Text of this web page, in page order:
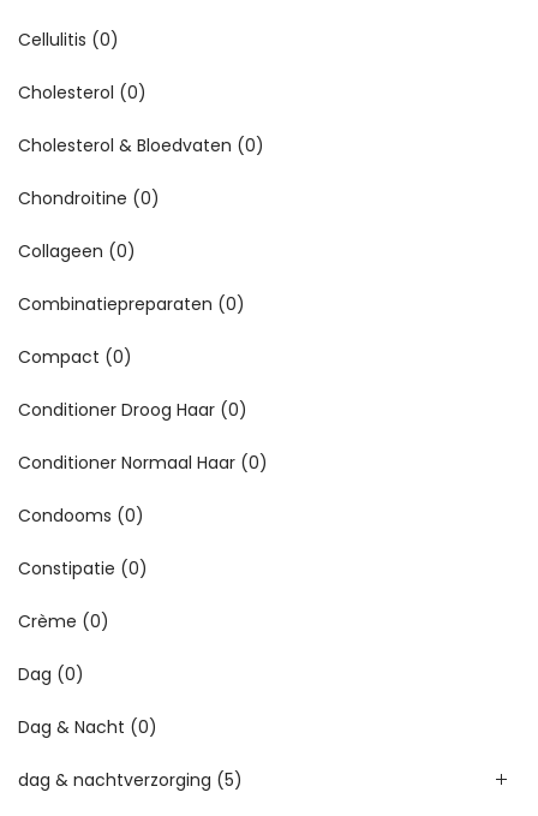
Cellulitis (0)
Cholesterol (0)
Cholesterol & Bloedvaten (0)
Chondroitine (0)
Collageen (0)
Combinatiepreparaten (0)
Compact (0)
Conditioner Droog Haar (0)
Conditioner Normaal Haar (0)
Condooms (0)
Constipatie (0)
Crème (0)
Dag (0)
Dag & Nacht (0)
dag & nachtverzorging (5)